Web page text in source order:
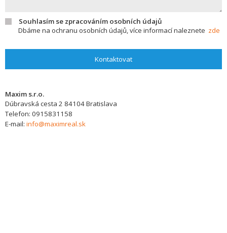
Souhlasím se zpracováním osobních údajů
Dbáme na ochranu osobních údajů, více informací naleznete zde
Kontaktovat
Maxim s.r.o.
Dúbravská cesta 2 84104Bratislava
Telefon: 0915831158
E-mail: info@maximreal.sk